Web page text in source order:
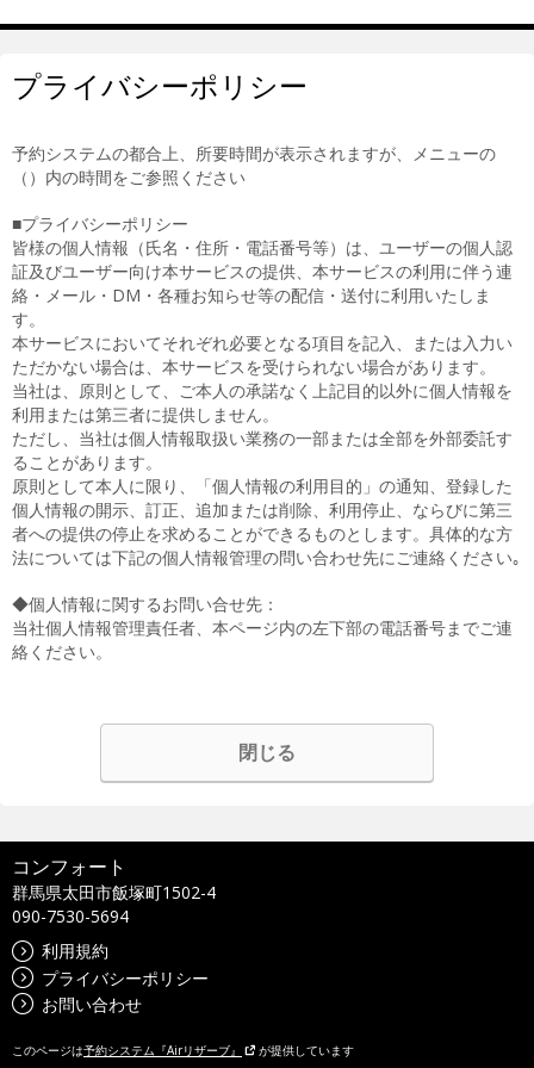
プライバシーポリシー
予約システムの都合上、所要時間が表示されますが、メニューの
（）内の時間をご参照ください
■プライバシーポリシー
皆様の個人情報（氏名・住所・電話番号等）は、ユーザーの個人認
証及びユーザー向け本サービスの提供、本サービスの利用に伴う連
絡・メール・DM・各種お知らせ等の配信・送付に利用いたしま
す。
本サービスにおいてそれぞれ必要となる項目を記入、または入力い
ただかない場合は、本サービスを受けられない場合があります。
当社は、原則として、ご本人の承諾なく上記目的以外に個人情報を
利用または第三者に提供しません。
ただし、当社は個人情報取扱い業務の一部または全部を外部委託す
ることがあります。
原則として本人に限り、「個人情報の利用目的」の通知、登録した
個人情報の開示、訂正、追加または削除、利用停止、ならびに第三
者への提供の停止を求めることができるものとします。具体的な方
法については下記の個人情報管理の問い合わせ先にご連絡ください｡
◆個人情報に関するお問い合せ先：
当社個人情報管理責任者、本ページ内の左下部の電話番号までご連
絡ください。
閉じる
コンフォート
群馬県太田市飯塚町1502-4
090-7530-5694
利用規約
プライバシーポリシー
お問い合わせ
このページは予約システム『Airリザーブ』 が提供しています